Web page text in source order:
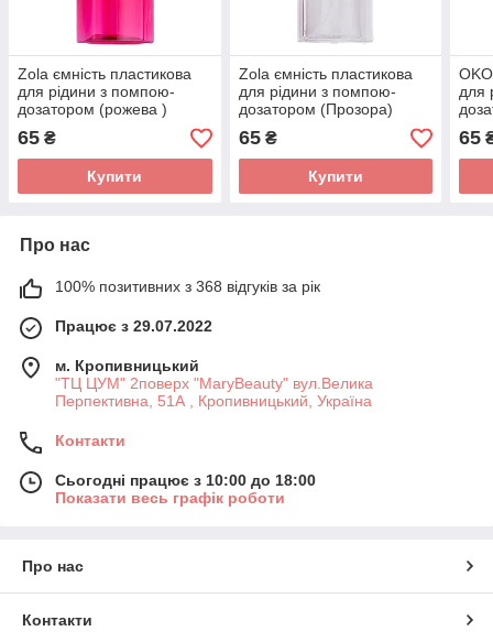
Zola ємність пластикова
для рідини з помпою-
дозатором (рожева )
65 ₴
Купити
Zola ємність пластикова
для рідини з помпою-
дозатором (Прозора)
65₴
Купити
для
65
Про нас
100% позитивних з 368 відгуків за рік
Працює з 29.07.2022
м. Кропивницький
"ТЦ ЦУМ" 2поверх "MaryBeauty" вул.Велика
Перпективна, 51А , Кропивницький, Україна
Контакти
Сьогодні працює з 10:00 до 18:00
Показати весь графік роботи
Про нас
Контакти